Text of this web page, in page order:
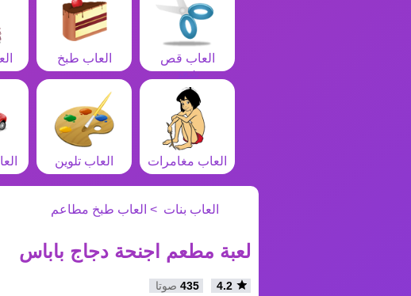
العاب قص
شعر
العاب طبخ
العاب مغامرات العاب تلوين
العاب بنات العاب طبخ مطاعم
لعبة مطعم اجنحة دجاج باباس
435 صوتا